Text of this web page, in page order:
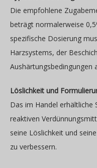
Die empfohlene
beträgt normalerweise
spezifische Dosierung
Harzsystems, der
Aushärtungsbedingungen
Löslichkeit und
Das im Handel erhältliche
reaktiven
seine Löslichkeit und
zu verbessern.